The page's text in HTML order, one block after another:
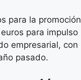
para la promoción
para impulso
empresarial, con
pasado.